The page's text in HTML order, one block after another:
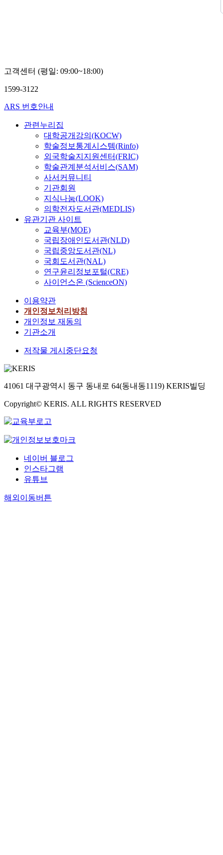
고객센터 (평일: 09:00~18:00)
1599-3122
ARS 번호안내
관련누리집
대학공개강의(KOCW)
학술정보통계시스템(Rinfo)
외국학술지지원센터(FRIC)
학술관계분석서비스(SAM)
사서커뮤니티
기관회원
지식나눔(LOOK)
의학전자도서관(MEDLIS)
유관기관 사이트
교육부(MOE)
국립장애인도서관(NLD)
국립중앙도서관(NL)
국회도서관(NAL)
연구윤리정보포털(CRE)
사이언스온 (ScienceON)
이용약관
개인정보처리방침
개인정보 재동의
기관소개
저작물 게시중단요청
41061 대구광역시 동구 동내로 64(동내동1119) KERIS빌딩
Copyright© KERIS. ALL RIGHTS RESERVED
네이버 블로그
인스타그램
유튜브
해외이동버튼